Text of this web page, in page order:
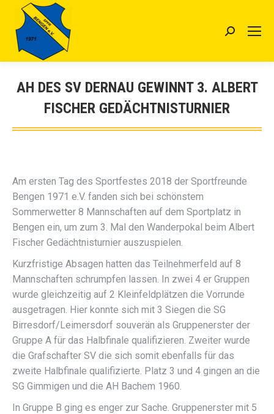
Search:
AH DES SV DERNAU GEWINNT 3. ALBERT
FISCHER GEDÄCHTNISTURNIER
Sie befinden sich hier:
Am ersten Tag des Sportfestes 2018 der Sportfreunde
Bengen 1971 e.V. fanden sich bei schönstem
Sommerwetter 8 Mannschaften auf dem Sportplatz in
Bengen ein, um zum 3. Mal den Wanderpokal beim Albert
Fischer Gedächtnisturnier auszuspielen.
Kurzfristige Absagen hatten das Teilnehmerfeld auf 8
Mannschaften schrumpfen lassen. In zwei 4 er Gruppen
wurde gleichzeitig auf 2 Kleinfeldplätzen die Vorrunde
ausgetragen. Hier konnte sich mit 3 Siegen die SG
Birresdorf/Leimersdorf souverän als Gruppenerster der
Gruppe A für das Halbfinale qualifizieren. Zweiter wurde
die Grafschafter SV die sich somit ebenfalls für das
zweite Halbfinale qualifizierte. Platz 3 und 4 gingen an die
SG Gimmigen und die AH Bachem 1960.
In Gruppe B ging es enger zur Sache. Gruppenerster mit 5